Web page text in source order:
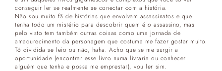
conseguir ler se realmente se conectar com a história.
Não sou muito fã de histórias que envolvam assassinatos e que
tenha todo um mistério para descobrir quem é o assassino, mas
pelo visto tem também outras coisas como uma jornada de
amadurecimento da personagem que costuma me fazer gostar muito.
Tô dividida se leio ou não, haha. Acho que se me surgir a
oportunidade (encontrar esse livro numa livraria ou conhecer
alguém que tenha e possa me emprestar), vou ler sim.